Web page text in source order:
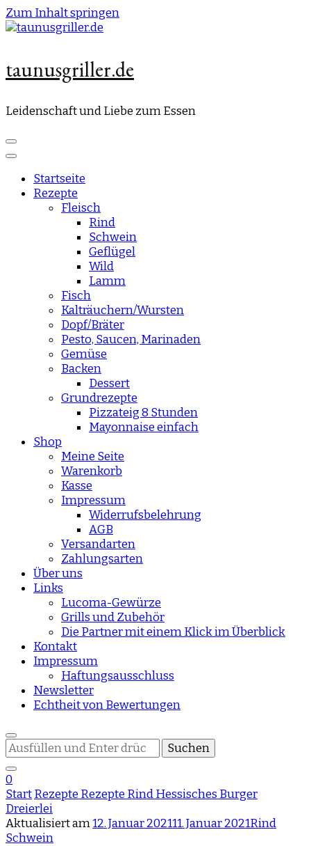
Zum Inhalt springen
taunusgriller.de
Leidenschaft und Liebe zum Essen
Startseite
Rezepte
Fleisch
Rind
Schwein
Geflügel
Wild
Lamm
Fisch
Kalträuchern/Wursten
Dopf/Bräter
Pesto, Saucen, Marinaden
Gemüse
Backen
Dessert
Grundrezepte
Pizzateig 8 Stunden
Mayonnaise einfach
Shop
Meine Seite
Warenkorb
Kasse
Impressum
Widerrufsbelehrung
AGB
Versandarten
Zahlungsarten
Über uns
Links
Lucoma-Gewürze
Grills und Zubehör
Die Partner mit einem Klick im Überblick
Kontakt
Impressum
Haftungsausschluss
Newsletter
Echtheit von Bewertungen
Suchst
du
nach
etwas?
0
StartRezepte Rezepte RindHessisches Burger
Dreierlei
Aktualisiert am12. Januar 202111. Januar 2021Rind
Schwein